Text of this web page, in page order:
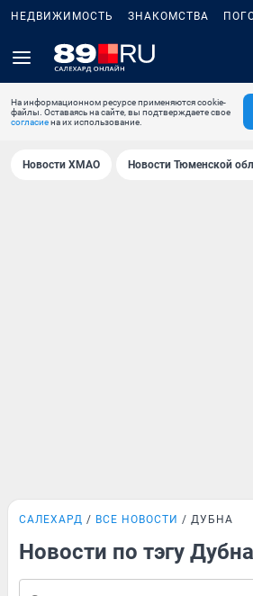
НЕДВИЖИМОСТЬ ЗНАКОМСТВА
На информационном ресурсе применяются cookie-
файлы. Оставаясь на сайте, вы подтверждаете свое
согласиена их использование.
Новости ХМАО Новости Тюменской
САЛЕХАРД ВСЕ НОВОСТИ ДУБНА
Новости по тэгу Дубна